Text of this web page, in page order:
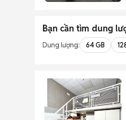
Bạn cần tìm dung
Dung lượng: 64 GB